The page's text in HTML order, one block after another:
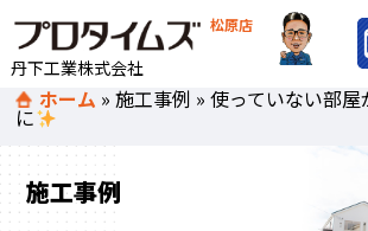
松原店
丹下工業株式会社
ホーム »施工事例 »使っていない部
に
施工事例